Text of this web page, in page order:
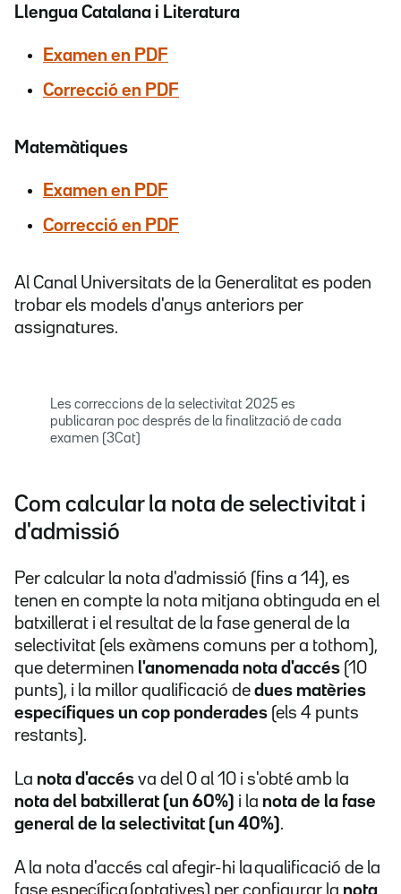
Llengua Catalana i Literatura
Examen en PDF
Correcció en PDF
Matemàtiques
Examen en PDF
Correcció en PDF
Al Canal Universitats de la Generalitat es poden
trobar els models d'anys anteriors per
assignatures.
Les correccions de la selectivitat 2025 es
publicaran poc després de la finalització de cada
examen (3Cat)
Com calcular la nota de selectivitat i
d'admissió
Per calcular la nota d'admissió (fins a 14), es
tenen en compte la nota mitjana obtinguda en el
batxillerat i el resultat de la fase general de la
selectivitat (els exàmens comuns per a tothom),
que determinen l'anomenada nota d'accés (10
punts), i la millor qualificació de dues matèries
específiques un cop ponderades (els 4 punts
restants).
La nota d'accés va del 0 al 10 i s'obté amb la
nota del batxillerat (un 60%) i la nota de la fase
general de la selectivitat (un 40%).
A la nota d'accés cal afegir-hi la qualificació de la
fase específica (optatives) per configurar la nota